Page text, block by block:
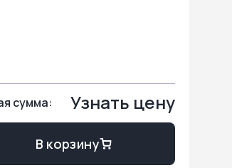
сумма: Узнать цену
В корзину